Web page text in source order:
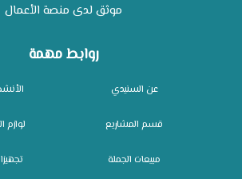
روابط مهمة
عن السنيدي
قسم المشاريع
مبيعات الجملة
لوازم
موثق لدى منصة الأعمال